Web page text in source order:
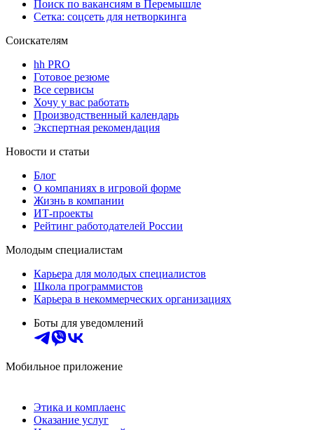
Поиск по вакансиям в Перемышле
Сетка: соцсеть для нетворкинга
Соискателям
hh PRO
Готовое резюме
Все сервисы
Хочу у вас работать
Производственный календарь
Экспертная рекомендация
Новости и статьи
Блог
О компаниях в игровой форме
Жизнь в компании
ИТ-проекты
Рейтинг работодателей России
Молодым специалистам
Карьера для молодых специалистов
Школа программистов
Карьера в некоммерческих организациях
Боты для уведомлений
Мобильное приложение
Этика и комплаенс
Оказание услуг